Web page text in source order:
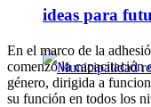
ideas para
En el marco de la
comenzó la capacitación
género, dirigida a
su función en todos los